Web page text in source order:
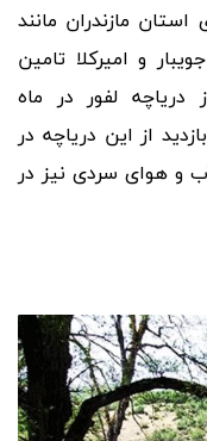
مازندران مانند
و امیرکلا تامین
دریاچه لفور در ماه
از این دریاچه در
و هوای سردی نیز در